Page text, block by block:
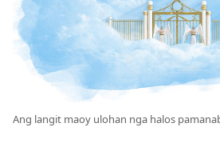
Ang langit maoy ulohan nga halos